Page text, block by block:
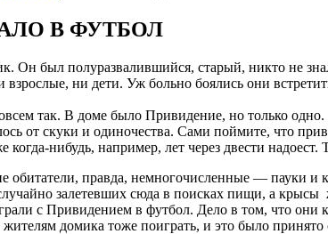
В ФУТБОЛ
Он был полуразвалившийся, старый, никто не
ни дети. Уж больно боялись они
так. В доме было Привидение, но только
от скуки и одиночества. Сами поймите, что
когда-нибудь, например, лет через двести
правда, немногочисленные — пауки и
залетевших сюда в поисках пищи, а
с Привидением в футбол. Дело в том, что
домика тоже поиграть, и это было принято